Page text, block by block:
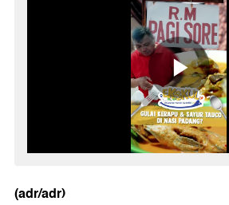
(adr/adr)